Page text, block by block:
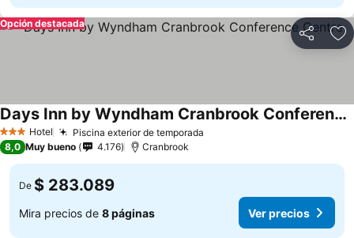
Compartir
Opción destacada
3 Estrellas
Hotel Piscina exterior de temporada
Days Inn by Wyndham Cranbrook Conference Centre
8,0 Muy bueno 4.176 Cranbrook
De $ 283.089
Mira precios de 8 páginas Ver precios